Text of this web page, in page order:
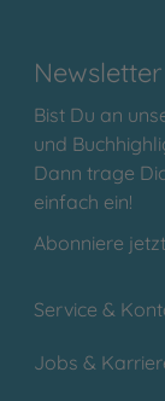
Newsletter
Bist Du an
und
Dann trage
einfach ein!
Abonniere jetzt
Service &
Jobs &